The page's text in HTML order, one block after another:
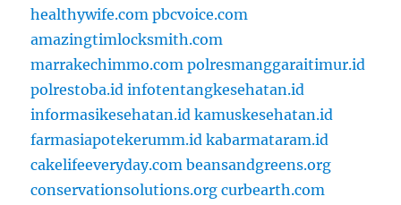
healthywife.com pbcvoice.com
amazingtimlocksmith.com
marrakechimmo.com polresmanggaraitimur.id
polrestoba.id infotentangkesehatan.id
informasikesehatan.id kamuskesehatan.id
farmasiapotekerumm.id kabarmataram.id
cakelifeeveryday.com beansandgreens.org
conservationsolutions.org curbearth.com